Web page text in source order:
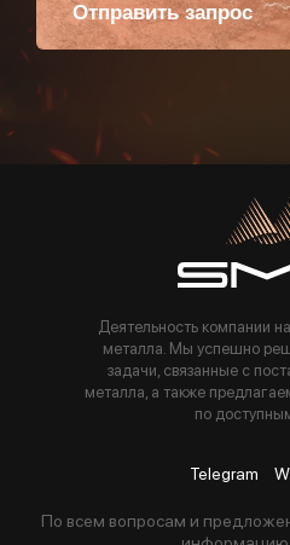
Отправить запрос
Пользуясь данной формой вы
Деятельность компании
металла. Мы успешно
задачи, связанные с
металла, а также
по
Telegram
По всем вопросам и